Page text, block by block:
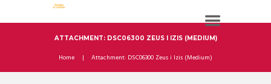
ATTACHMENT: DSC06300 ZEUS I IZIS (MEDIUM)
Home Attachment: DSC06300 Zeus i Izis (Medium)